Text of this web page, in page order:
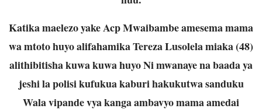
Katika maelezo yake Acp Mwaibambe amesema mama
wa mtoto huyo alifahamika Tereza Lusolela miaka (48)
alithibitisha kuwa kuwa huyo Ni mwanaye na baada ya
jeshi la polisi kufukua kaburi hakukutwa sanduku
Wala vipande vya kanga ambavyo mama amedai